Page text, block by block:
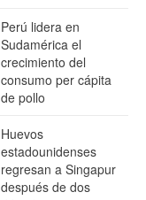
Perú lidera en
Sudamérica el
crecimiento del
consumo per cápita
de pollo
Huevos
estadounidenses
regresan a Singapur
después de dos